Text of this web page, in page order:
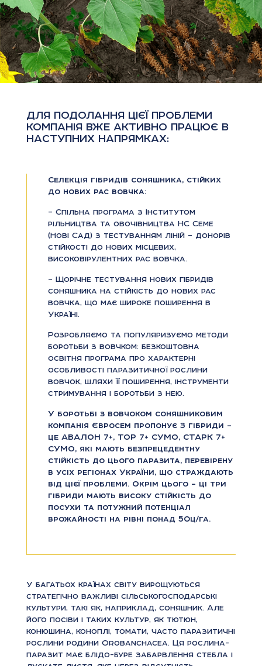
ДЛЯ ПОДОЛАННЯ ЦІЄЇ ПРОБЛЕМИ
КОМПАНІЯ ВЖЕ АКТИВНО ПРАЦЮЄ В
НАСТУПНИХ НАПРЯМКАХ:
Селекція гібридів соняшника, стійких
до нових рас вовчка:
– Спільна програма з Інститутом
рільництва та овочівництва НС Семе
(Нові Сад) з тестуванням ліній – донорів
стійкості до нових місцевих,
високовірулентних рас вовчка.
– Щорічне тестування нових гібридів
соняшника на стійкість до нових рас
вовчка, що має широке поширення в
Україні.
Розробляємо та популяризуємо методи
боротьби з вовчком: безкоштовна
освітня програма про характерні
особливості паразитичної рослини
вовчок, шляхи її поширення, інструменти
стримування і боротьби з нею.
У боротьбі з вовчоком соняшниковим
компанія Євросем пропонує 3 гібриди –
це АВАЛОН 7+, ТОР 7+ СУМО, СТАРК 7+
СУМО, які мають безпрецедентну
стійкість до цього паразита, перевірену
в усіх регіонах України, що страждають
від цієї проблеми. Окрім цього – ці три
гібриди мають високу стійкість до
посухи та потужний потенціал
врожайності на рівні понад 50ц/га.
У багатьох країнах світу вирощуються
стратегічно важливі сільськогосподарські
культури, такі як, наприклад, соняшник. Але
його посіви і таких культур, як тютюн,
конюшина, коноплі, томати, часто паразитичні
рослини родини Orobanchacea. Ця рослина-
паразит має блідо-буре забарвлення стебла і